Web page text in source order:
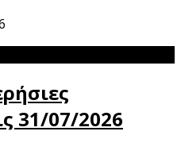
31/07/2026